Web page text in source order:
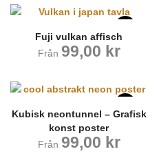
Fuji vulkan affisch
Från 99,00 kr
Kubisk neontunnel – Grafisk
konst poster
Från 99,00 kr